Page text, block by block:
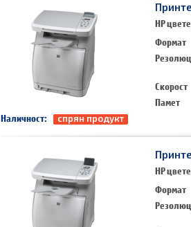
Наличност: спрян продукт
HP
Формат
Скорост
Памет
HP
Формат